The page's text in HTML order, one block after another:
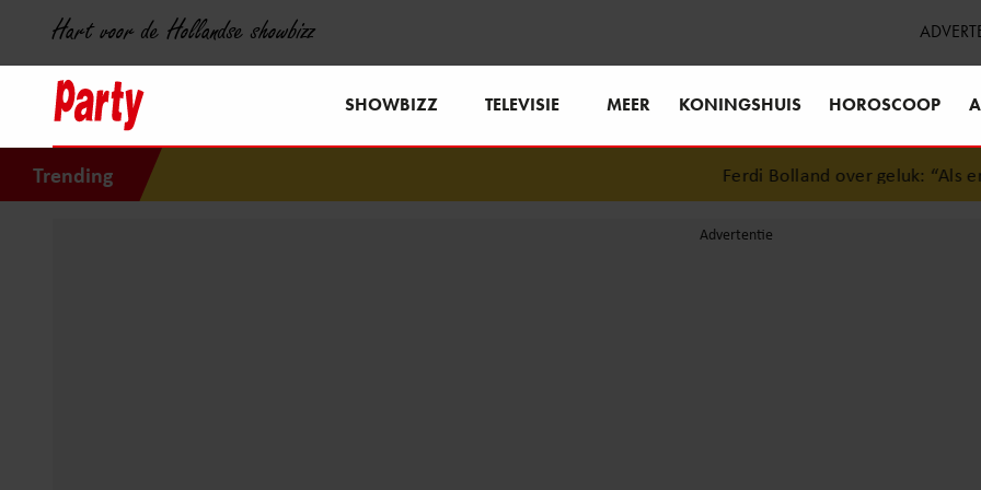
Hart voor de Hollandse showbizz
SHOWBIZZ TELEVISIE MEER KONINGSHUIS HOROSCOOP
Trending Ferdi Bolland over geluk: “Als er